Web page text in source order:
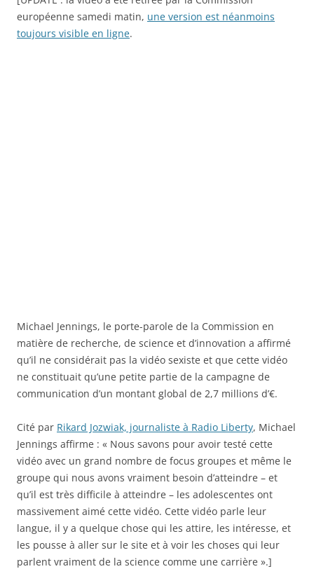
européenne samedi matin, une version est néanmoins
toujours visible en ligne.
Michael Jennings, le porte-parole de la Commission en
matière de recherche, de science et d’innovation a affirmé
qu’il ne considérait pas la vidéo sexiste et que cette vidéo
ne constituait qu’une petite partie de la campagne de
communication d’un montant global de 2,7 millions d’€.
Cité par Rikard Jozwiak, journaliste à Radio Liberty, Michael
Jennings affirme : « Nous savons pour avoir testé cette
vidéo avec un grand nombre de focus groupes et même le
groupe qui nous avons vraiment besoin d’atteindre – et
qu’il est très difficile à atteindre – les adolescentes ont
massivement aimé cette vidéo. Cette vidéo parle leur
langue, il y a quelque chose qui les attire, les intéresse, et
les pousse à aller sur le site et à voir les choses qui leur
parlent vraiment de la science comme une carrière ».]